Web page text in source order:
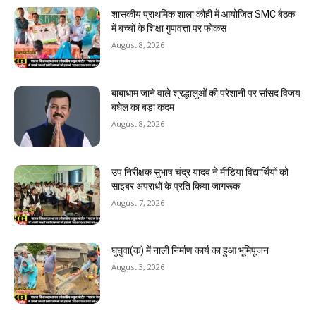
शासकीय प्राथमिक शाला कौही में आयोजित SMC बैठक
में बच्चों के शिक्षा गुणवत्ता पर फोकस
August 8, 2026
बाबाधाम जाने वाले श्रद्धालुओं की परेशानी पर सांसद विजय
बघेल का बड़ा कदम
August 8, 2026
उप निरीक्षक सुभाष चंद्र यादव ने मीडिया विद्यार्थियों को
साइबर अपराधों के प्रति किया जागरूक
August 7, 2026
घुघुवा(क) में नाली निर्माण कार्य का हुआ भूमिपूजन
August 3, 2026